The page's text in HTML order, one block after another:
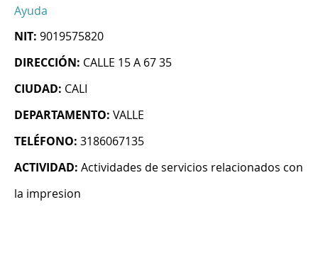
Ayuda
NIT: 9019575820
DIRECCIÓN: CALLE 15 A 67 35
CIUDAD: CALI
DEPARTAMENTO: VALLE
TELÉFONO: 3186067135
ACTIVIDAD: Actividades de servicios relacionados con
la impresion